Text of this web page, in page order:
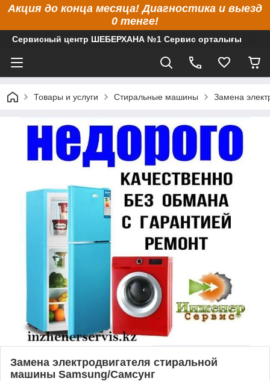
Акция до конца месяца! Диагностика и выезд
0 тенге!
Сервисный центр ШЕБЕРХАНА №1 Сервис орталығы
Товары и услуги Стиральные машины Замена
Замена электродвигателя стиральной
машины Samsung/Самсунг